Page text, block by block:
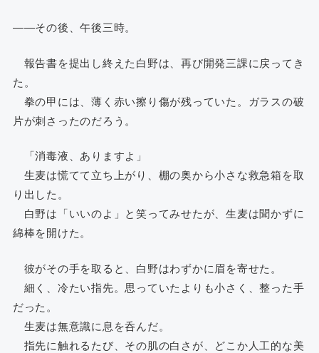
――その後、午後三時。
報告書を提出し終えた白野は、再び開発三課に戻ってき
た。
拳の甲には、薄く赤い擦り傷が残っていた。ガラスの破
片が刺さったのだろう。
「消毒液、ありますよ」
生麦は慌てて立ち上がり、棚の奥から小さな救急箱を取
り出した。
白野は「いいのよ」と笑ってみせたが、生麦は聞かずに
綿棒を開けた。
彼がその手を取ると、白野はわずかに眉を寄せた。
細く、冷たい指先。思っていたよりも小さく、整った手
だった。
生麦は無意識に息を呑んだ。
指先に触れるたび、その肌の白さが、どこか人工的な美